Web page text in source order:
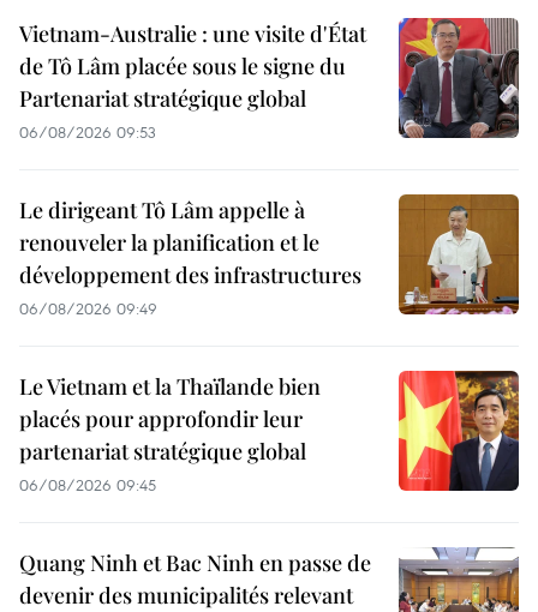
Vietnam-Australie : une visite d'État
de Tô Lâm placée sous le signe du
Partenariat stratégique global
06/08/2026 09:53
Le dirigeant Tô Lâm appelle à
renouveler la planification et le
développement des infrastructures
06/08/2026 09:49
Le Vietnam et la Thaïlande bien
placés pour approfondir leur
partenariat stratégique global
06/08/2026 09:45
Quang Ninh et Bac Ninh en passe de
devenir des municipalités relevant